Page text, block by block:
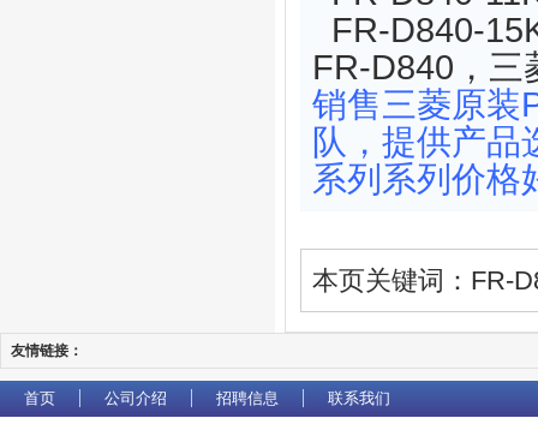
FR-D840-
FR-D840，三
销售三菱原装
队，提供产品
系列系列价格
本页关键词：FR-
友情链接：
首页 公司介绍 招聘信息 联系我们